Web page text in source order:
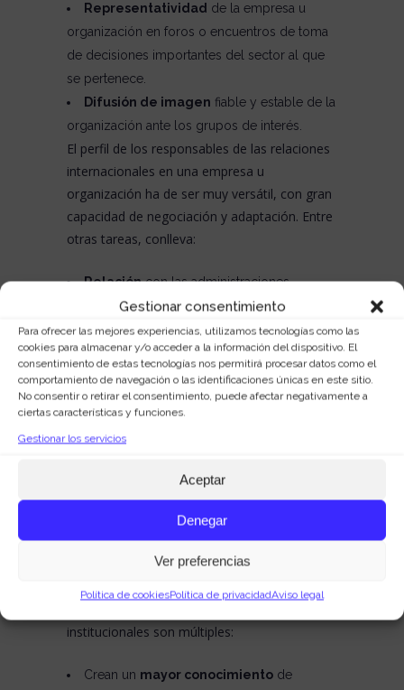
Gestionar consentimiento
Para ofrecer las mejores experiencias, utilizamos tecnologías como las
cookies para almacenar y/o acceder a la información del dispositivo. El
consentimiento de estas tecnologías nos permitirá procesar datos como el
comportamiento de navegación o las identificaciones únicas en este sitio.
No consentir o retirar el consentimiento, puede afectar negativamente a
ciertas características y funciones.
Gestionar los servicios
Aceptar
Denegar
Ver preferencias
Política de cookiesPolítica de privacidadAviso legal
Representatividad de la empresa u
organización en foros o encuentros de toma
de decisiones importantes del sector al que
se pertenece.
Difusión de imagen fiable y estable de la
organización ante los grupos de interés.
El perfil de los responsables de las relaciones
internacionales en una empresa u
organización ha de ser muy versátil, con gran
capacidad de negociación y adaptación. Entre
otras tareas, conlleva:
Relacióncon las administraciones
públicas y otras organizaciones sectoriales o
con intereses sectoriales comunes, no
estrictamente comerciales.
Definir los objetivos, planificar e
implementarlas relaciones institucionales
de la organización.
Crear, facilitar y establecer marcos de
Dirigir el protocolo.
Organizar, coordinar y gestionaractos
y eventos institucionales.
Las ventajas y beneficios de implementar un
institucionales son múltiples:
Crean un mayor conocimiento de